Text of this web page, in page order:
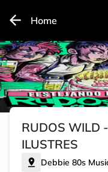
Home
RUDOS WILD
ILUSTRES
Debbie 80s